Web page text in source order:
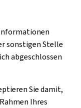
sonstigen Stelle
abgeschlossen
Sie damit,
Ihres